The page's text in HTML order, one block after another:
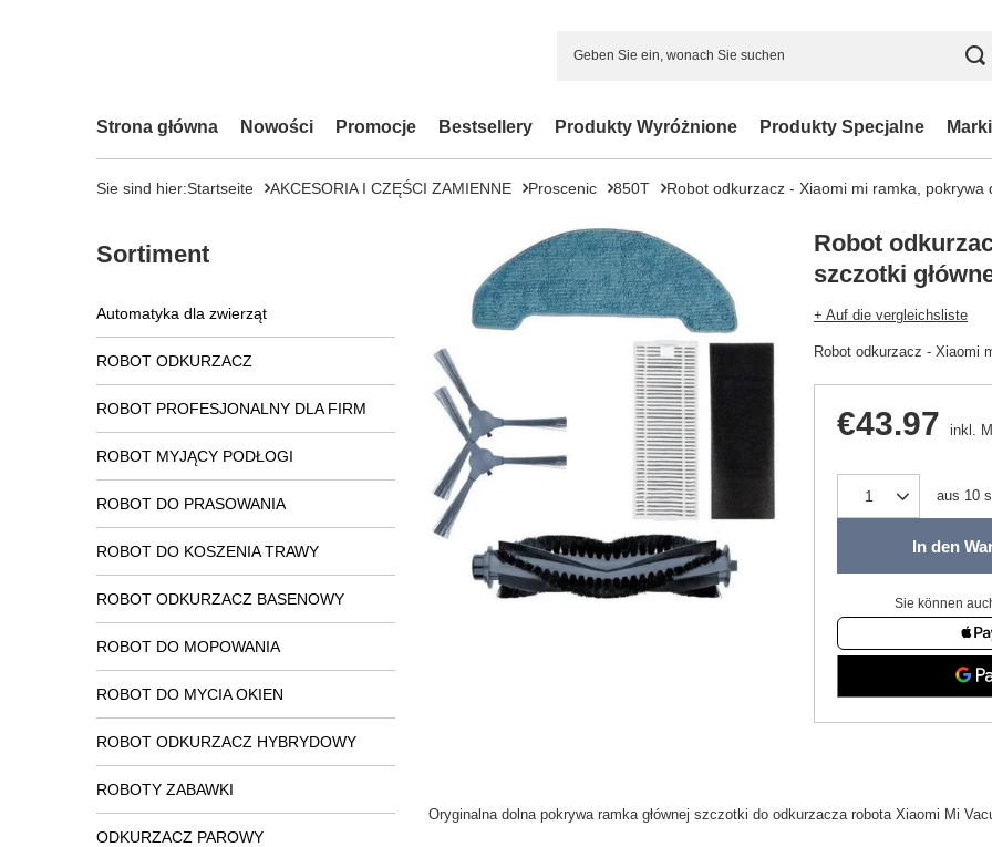
Strona główna Nowości Promocje Bestsellery Produkty Wyróżnione Produkty Specjalne Marki
Sie sind hier:Startseite AKCESORIA I CZĘŚCI ZAMIENNE Proscenic 850T Robot odkurzacz - Xiaomi mi ramka, pokrywa
Sortiment
Automatyka dla zwierząt
ROBOT ODKURZACZ
ROBOT PROFESJONALNY DLA FIRM
ROBOT MYJĄCY PODŁOGI
ROBOT DO PRASOWANIA
ROBOT DO KOSZENIA TRAWY
ROBOT ODKURZACZ BASENOWY
ROBOT DO MOPOWANIA
ROBOT DO MYCIA OKIEN
ROBOT ODKURZACZ HYBRYDOWY
ROBOTY ZABAWKI
ODKURZACZ PAROWY
Robot
szczotki
+ Auf die vergleichsliste
Robot odkurzacz - Xiaomi
€43.97 inkl.
aus 10
In den
Sie können
Oryginalna dolna pokrywa ramka głównej szczotki do odkurzacza robota Xiaomi Mi